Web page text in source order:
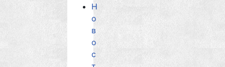
Н
о
в
о
с